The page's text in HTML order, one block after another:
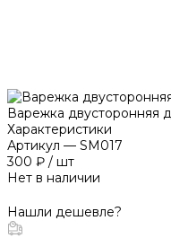
Варежка двусторонняя
Характеристики
Артикул — SM017
300 ₽ / шт
Нет в наличии
Нашли дешевле?